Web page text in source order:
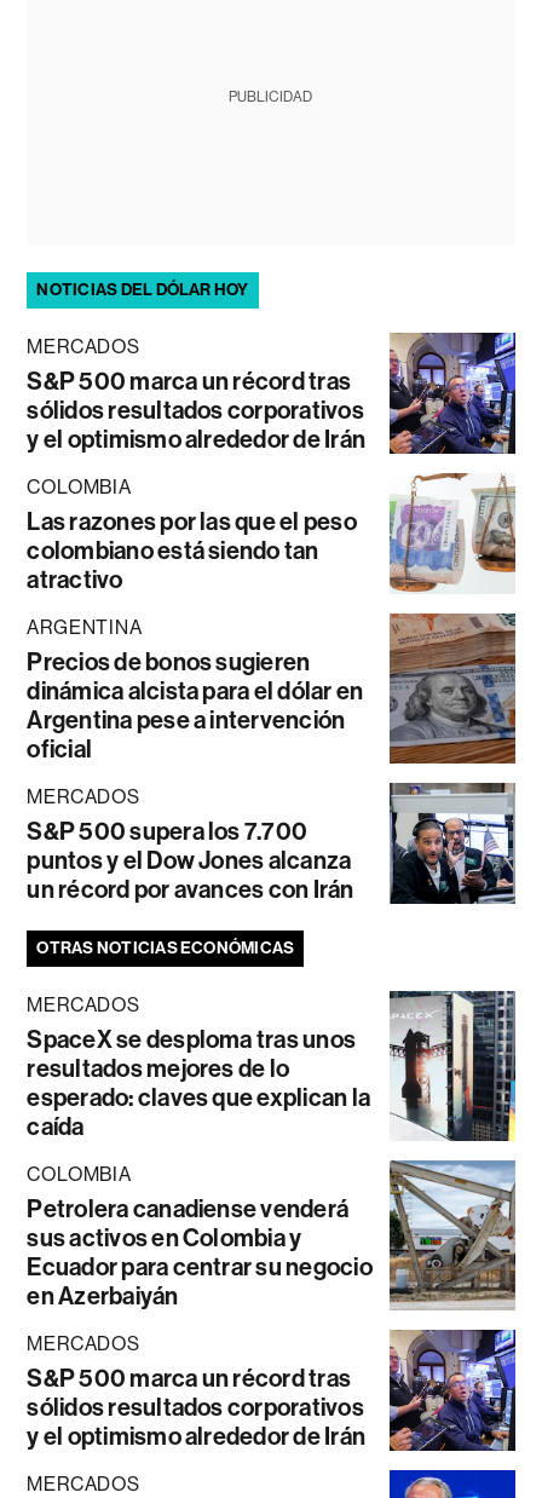
PUBLICIDAD
NOTICIAS DEL DÓLAR HOY
MERCADOS
S&P 500 marca un récord tras
sólidos resultados corporativos
y el optimismo alrededor de Irán
COLOMBIA
Las razones por las que el peso
colombiano está siendo tan
atractivo
ARGENTINA
Precios de bonos sugieren
dinámica alcista para el dólar en
Argentina pese a intervención
oficial
MERCADOS
S&P 500 supera los 7.700
puntos y el Dow Jones alcanza
un récord por avances con Irán
OTRAS NOTICIAS ECONÓMICAS
MERCADOS
SpaceX se desploma tras unos
resultados mejores de lo
esperado: claves que explican la
caída
COLOMBIA
Petrolera canadiense venderá
sus activos en Colombia y
Ecuador para centrar su negocio
en Azerbaiyán
MERCADOS
S&P 500 marca un récord tras
sólidos resultados corporativos
y el optimismo alrededor de Irán
MERCADOS